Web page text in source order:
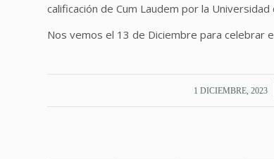
calificación de Cum Laudem por la Universidad
Nos vemos el 13 de Diciembre para celebrar
1 DICIEMBRE, 2023
/